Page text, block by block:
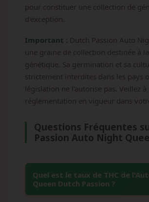
pour constituer une collection de
d'exception.
Important : Dutch Passion Auto
une graine de collection destinée à
génétique. Sa germination et sa
strictement interdites dans les pays
législation ne l'autorise pas. Veillez
réglementation en vigueur dans
Questions Fréquentes
Passion Auto Night
Quel est le taux de THC de
Queen Dutch Passion ?